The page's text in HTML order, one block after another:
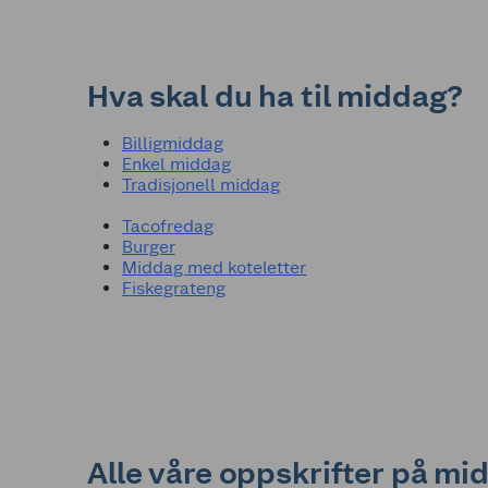
Hva skal du ha til middag?
Billigmiddag
Enkel middag
Tradisjonell middag
Tacofredag
Burger
Middag med koteletter
Fiskegrateng
Alle våre oppskrifter på